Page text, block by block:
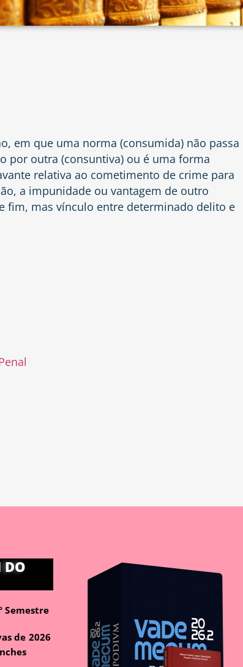
em que uma norma (consumida) não passa
por outra (consuntiva) ou é uma forma
relativa ao cometimento de crime para
a impunidade ou vantagem de outro
fim, mas vínculo entre determinado delito e
DO
Semestre
de 2026